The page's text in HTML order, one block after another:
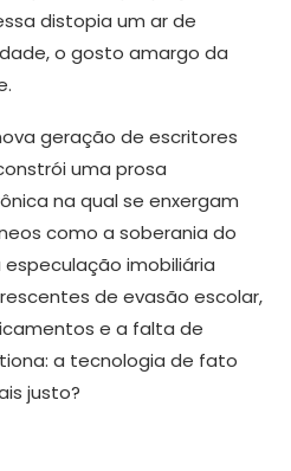
distopia um ar de
o gosto amargo da
geração de escritores
uma prosa
na qual se enxergam
como a soberania do
imobiliária
de evasão escolar,
e a falta de
a tecnologia de fato
justo?